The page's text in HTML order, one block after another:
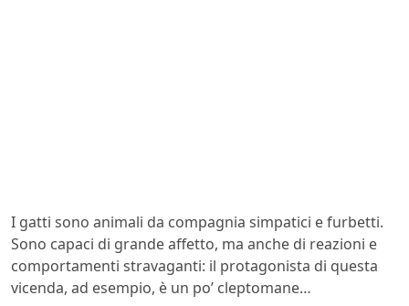
I gatti sono animali da compagnia simpatici e furbetti.
Sono capaci di grande affetto, ma anche di reazioni e
comportamenti stravaganti: il protagonista di questa
vicenda, ad esempio, è un po’ cleptomane…